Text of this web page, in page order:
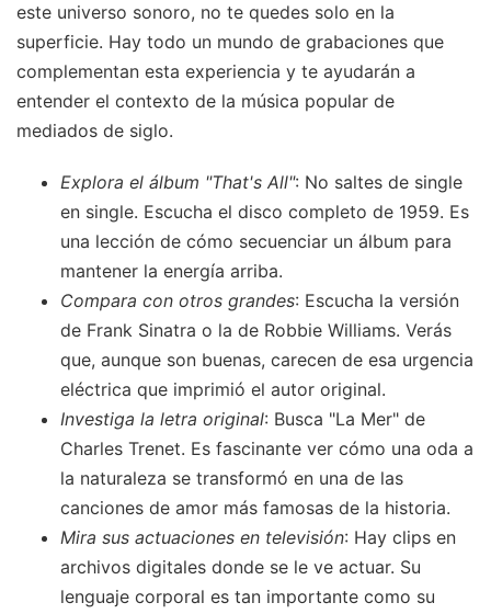
este universo sonoro, no te quedes solo en la
superficie. Hay todo un mundo de grabaciones que
complementan esta experiencia y te ayudarán a
entender el contexto de la música popular de
mediados de siglo.
Explora el álbum "That's All": No saltes de single
en single. Escucha el disco completo de 1959. Es
una lección de cómo secuenciar un álbum para
mantener la energía arriba.
Compara con otros grandes: Escucha la versión
de Frank Sinatra o la de Robbie Williams. Verás
que, aunque son buenas, carecen de esa urgencia
eléctrica que imprimió el autor original.
Investiga la letra original: Busca "La Mer" de
Charles Trenet. Es fascinante ver cómo una oda a
la naturaleza se transformó en una de las
canciones de amor más famosas de la historia.
Mira sus actuaciones en televisión: Hay clips en
archivos digitales donde se le ve actuar. Su
lenguaje corporal es tan importante como su